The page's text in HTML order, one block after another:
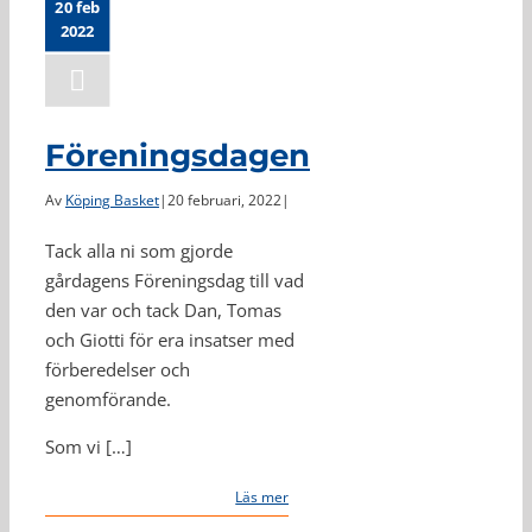
20 feb
2022
Föreningsdagen
Av Köping Basket|20 februari, 2022|
Tack alla ni som gjorde
gårdagens Föreningsdag till vad
den var och tack Dan, Tomas
och Giotti för era insatser med
förberedelser och
genomförande.
Som vi […]
Läs mer